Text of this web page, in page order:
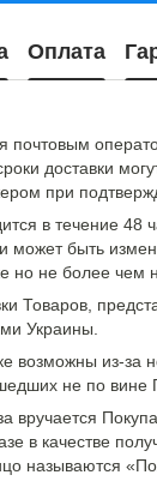
Оплата
почтовым
доставки
при
в течение 48
может быть
но не более чем
Товаров,
Украины.
возможны из-за
не по вине
вручается
в качестве
называются